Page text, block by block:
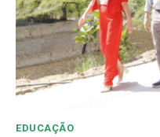
EDUCAÇÃO